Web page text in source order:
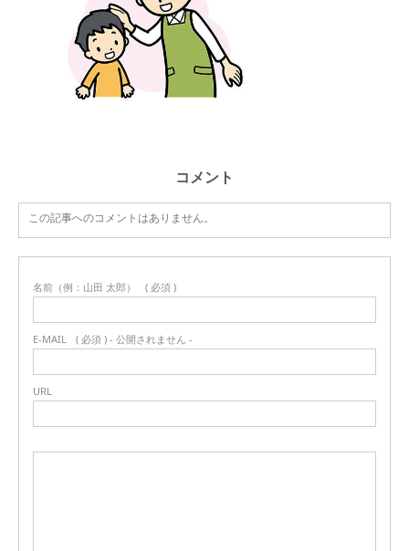
コメント
この記事へのコメントはありません。
名前（例：山田 太郎） ( 必須 )
E-MAIL ( 必須 ) - 公開されません -
URL